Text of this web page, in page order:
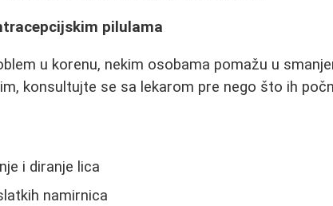
pilulama
u korenu, nekim osobama pomažu u
konsultujte se sa lekarom pre nego što ih
i diranje lica
namirnica